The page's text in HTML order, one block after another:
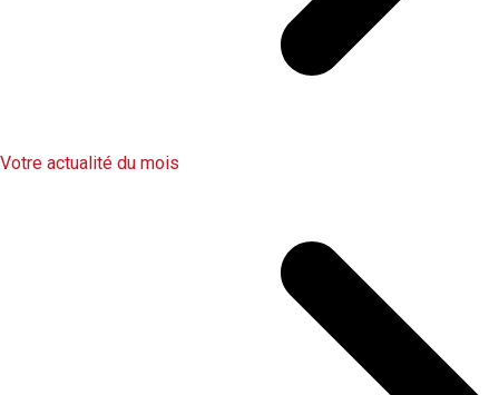
Votre actualité du mois